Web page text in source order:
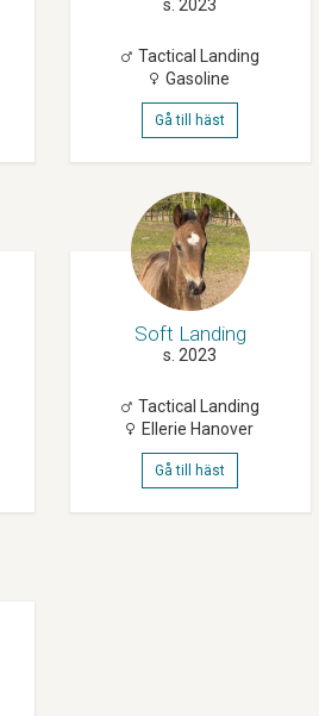
s. 2023
Tactical Landing
Gasoline
Gå till häst
Soft Landing
s. 2023
Tactical Landing
Ellerie Hanover
Gå till häst